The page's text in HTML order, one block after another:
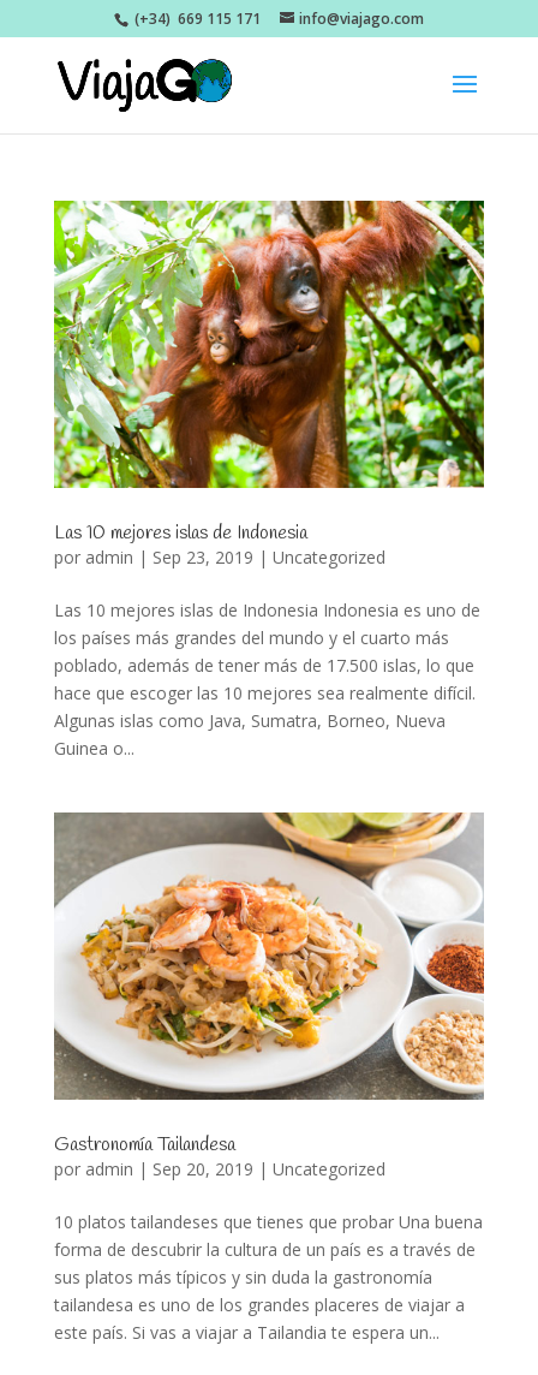
(+34) 669 115 171 info@viajago.com
Las 10 mejores islas de Indonesia
por admin | Sep 23, 2019 | Uncategorized
Las 10 mejores islas de Indonesia Indonesia es uno de
los países más grandes del mundo y el cuarto más
poblado, además de tener más de 17.500 islas, lo que
hace que escoger las 10 mejores sea realmente difícil.
Algunas islas como Java, Sumatra, Borneo, Nueva
Guinea o...
Gastronomía Tailandesa
por admin | Sep 20, 2019 | Uncategorized
10 platos tailandeses que tienes que probar Una buena
forma de descubrir la cultura de un país es a través de
sus platos más típicos y sin duda la gastronomía
tailandesa es uno de los grandes placeres de viajar a
este país. Si vas a viajar a Tailandia te espera un...